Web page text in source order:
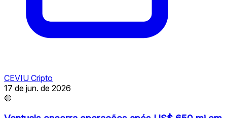
CEVIU Cripto
17 de jun. de 2026
🛑